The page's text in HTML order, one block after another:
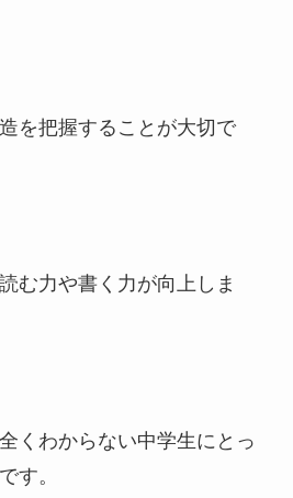
を把握することが大切で
む力や書く力が向上しま
くわからない中学生にとっ
す。